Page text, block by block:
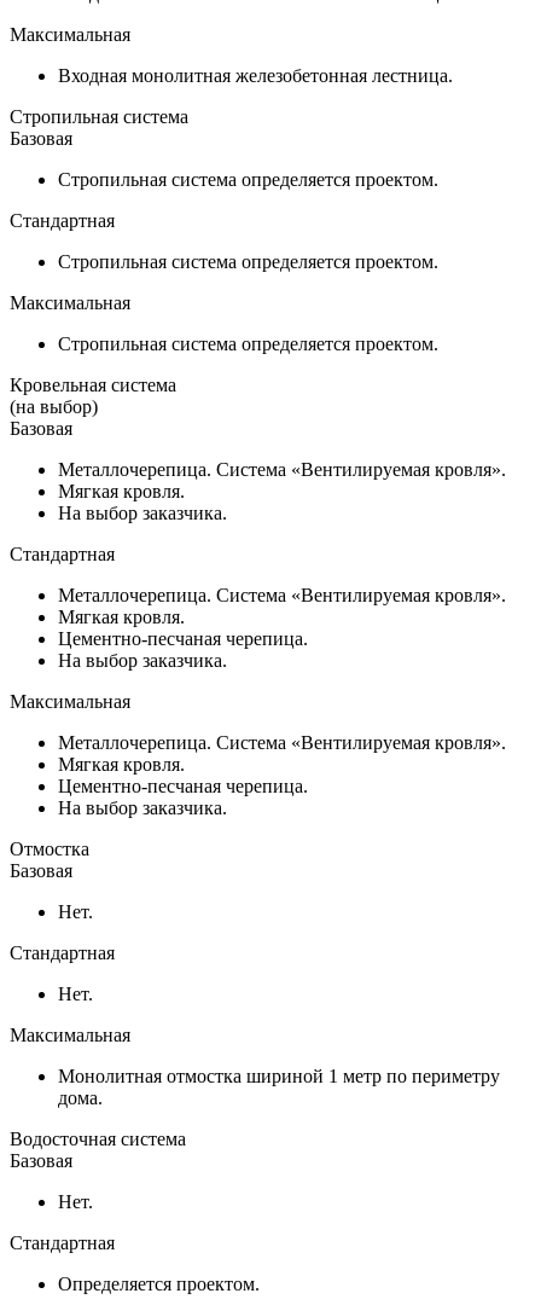
Максимальная
Входная монолитная железобетонная лестница.
Стропильная система
Базовая
Стропильная система определяется проектом.
Стандартная
Стропильная система определяется проектом.
Максимальная
Стропильная система определяется проектом.
Кровельная система
(на выбор)
Базовая
Металлочерепица. Система «Вентилируемая кровля».
Мягкая кровля.
На выбор заказчика.
Стандартная
Металлочерепица. Система «Вентилируемая кровля».
Мягкая кровля.
Цементно-песчаная черепица.
На выбор заказчика.
Максимальная
Металлочерепица. Система «Вентилируемая кровля».
Мягкая кровля.
Цементно-песчаная черепица.
На выбор заказчика.
Отмостка
Базовая
Нет.
Стандартная
Нет.
Максимальная
Монолитная отмостка шириной 1 метр по периметру
дома.
Водосточная система
Базовая
Нет.
Стандартная
Определяется проектом.